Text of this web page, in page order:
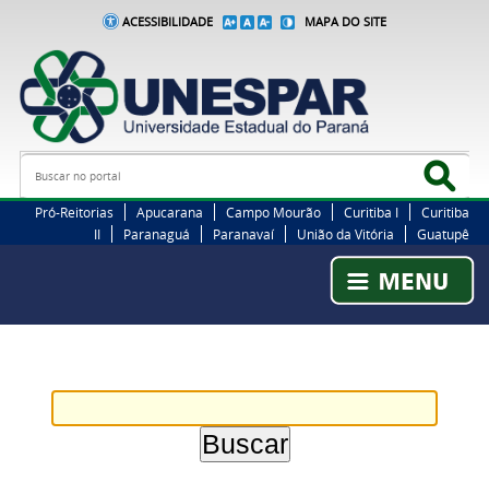
ACESSIBILIDADE MAPA DO SITE
Busca
Pró-Reitorias Apucarana Campo Mourão Curitiba I
Curitiba
II
Paranaguá Paranavaí União da Vitória Guatupê